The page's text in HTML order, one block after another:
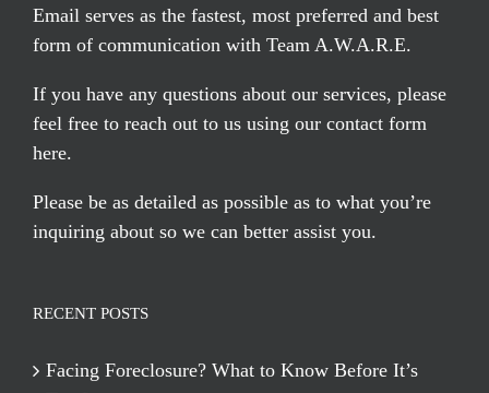
Email serves as the fastest, most preferred and best
form of communication with Team A.W.A.R.E.
If you have any questions about our services, please
feel free to reach out to us using our contact form
here.
Please be as detailed as possible as to what you’re
inquiring about so we can better assist you.
RECENT POSTS
Facing Foreclosure? What to Know Before It’s